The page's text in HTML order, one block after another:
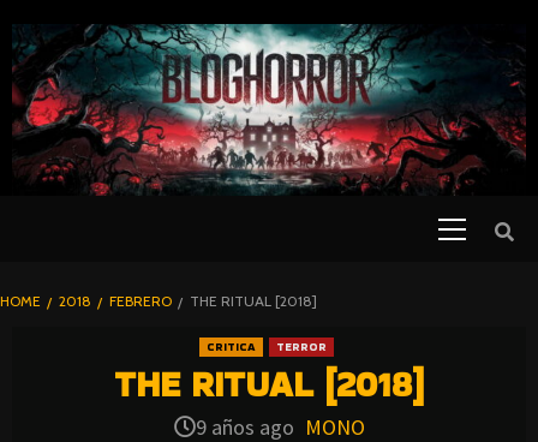
TO
CONTENT
BLOGHORROR
HOME 2018 FEBRERO THE RITUAL [2018]
CRITICA TERROR
THE RITUAL [2018]
9 años ago MONO